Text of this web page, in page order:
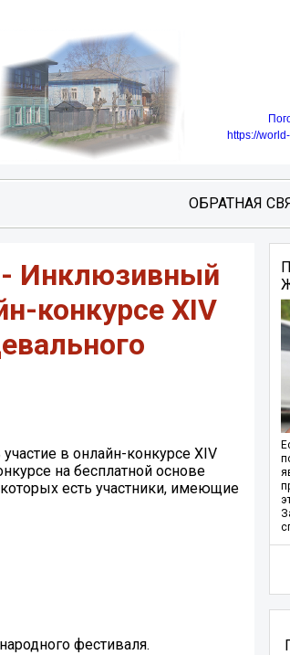
https://
ОБРАТНАЯ
Инклюзивный
конкурсе XIV
в онлайн-конкурсе XIV
на бесплатной основе
есть участники, имеющие
фестиваля.